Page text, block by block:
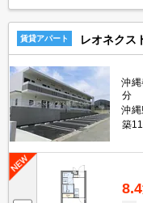
賃貸アパート レオネクス
沖
分
沖縄
築
8.4